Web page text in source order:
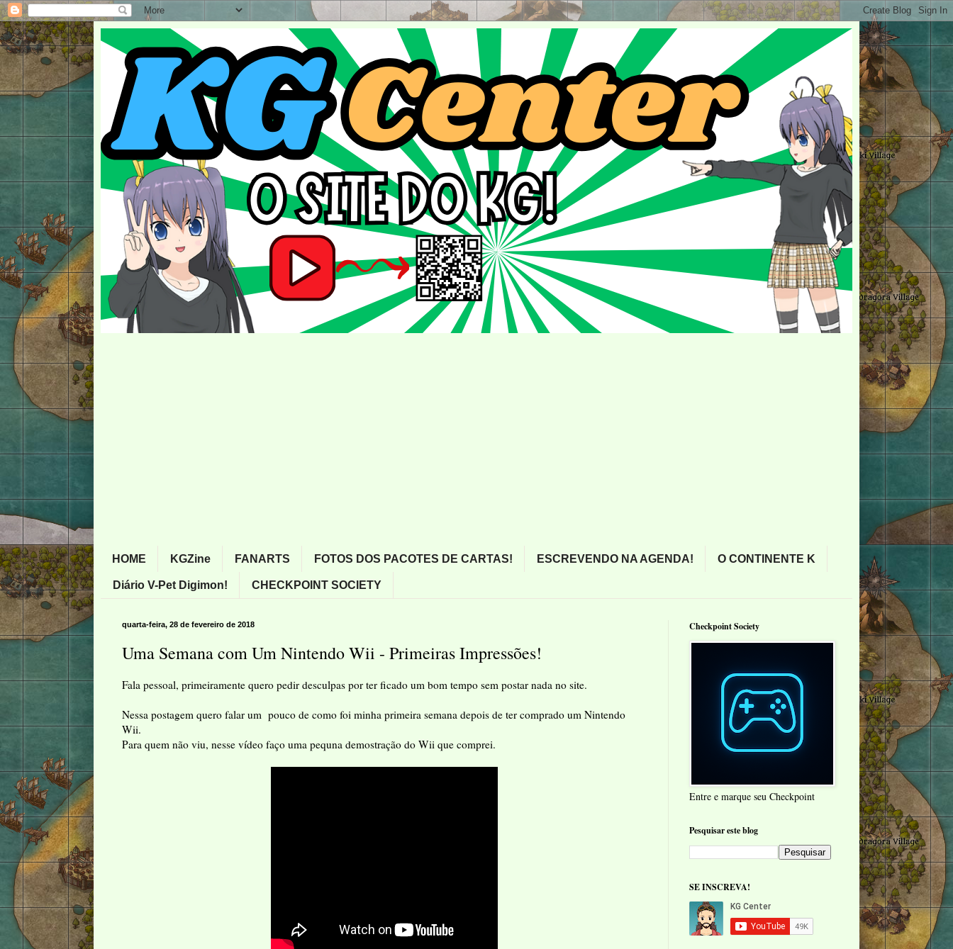
HOME KGZine FANARTS FOTOS DOS PACOTES DE CARTAS! ESCREVENDO NA AGENDA! O CONTINENTE K
Diário V-Pet Digimon! CHECKPOINT SOCIETY
quarta-feira, 28 de fevereiro de 2018
Uma Semana com Um Nintendo Wii - Primeiras Impressões!
Fala pessoal, primeiramente quero pedir desculpas por ter ficado um bom tempo sem postar nada no site.
Nessa postagem quero falar um pouco de como foi minha primeira semana depois de ter comprado um Nintendo
Wii.
Para quem não viu, nesse vídeo faço uma pequna demostração do Wii que comprei.
Checkpoint Society
Entre e marque seu Checkpoint
Pesquisar este blog
SE INSCREVA!